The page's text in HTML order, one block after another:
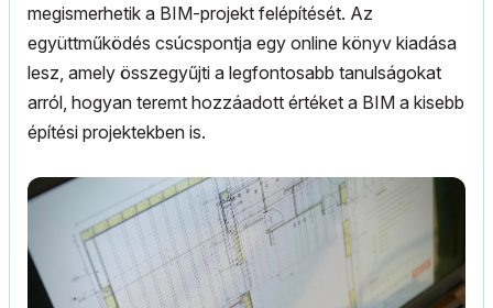
megismerhetik a BIM-projekt felépítését. Az
együttműködés csúcspontja egy online könyv kiadása
lesz, amely összegyűjti a legfontosabb tanulságokat
arról, hogyan teremt hozzáadott értéket a BIM a kisebb
építési projektekben is.